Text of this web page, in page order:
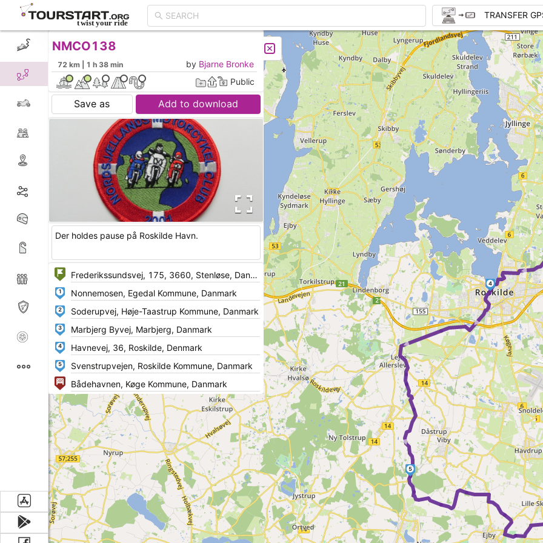
►
►
►
4
5
TRANSFER
CREATE TOUR
NMCO138
72 km | 1 h 38 min by Bjarne Bronke
Public
Save as Add to download
Der holdes pause på Roskilde Havn.
1
2
3
4
5